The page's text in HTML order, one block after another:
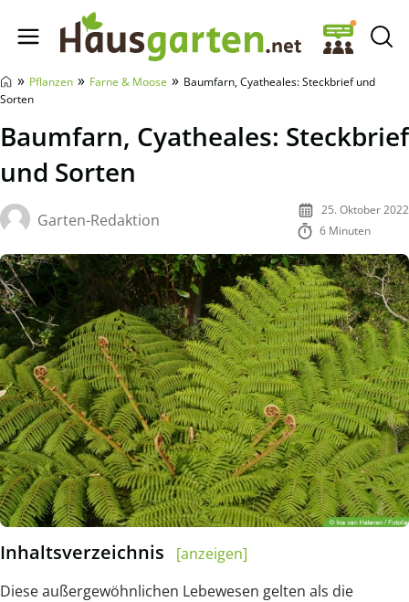
Hausgarten.net
» Pflanzen » Farne & Moose » Baumfarn, Cyatheales: Steckbrief und
Sorten
Baumfarn, Cyatheales: Steckbrief
und Sorten
Garten-Redaktion
25. Oktober 2022
6 Minuten
Inhaltsverzeichnis
[anzeigen]
Diese außergewöhnlichen Lebewesen gelten als die